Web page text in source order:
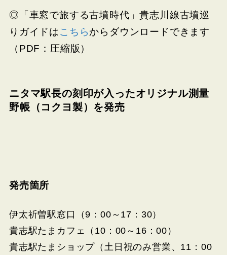
◎「車窓で旅する古墳時代」貴志川線古墳巡
りガイドはこちらからダウンロードできます
（PDF：圧縮版）
ニタマ駅長の刻印が入ったオリジナル測量
野帳（コクヨ製）を発売
発売箇所
伊太祈曽駅窓口（9：00～17：30）
貴志駅たまカフェ（10：00～16：00）
貴志駅たまショップ（土日祝のみ営業、11：00